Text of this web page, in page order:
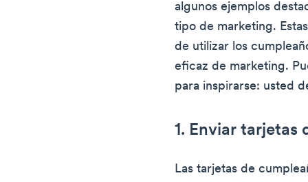
algunos ejemplos
tipo de marketing.
de utilizar los
eficaz de marketing.
para inspirarse: usted
1. Enviar tarjetas
Las tarjetas de